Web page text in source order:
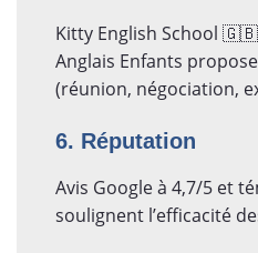
Kitty English School 🇬🇧
Anglais Enfants
(réunion, négociation,
6. Réputation
Avis Google à 4,7/5 et
soulignent l’efficacité